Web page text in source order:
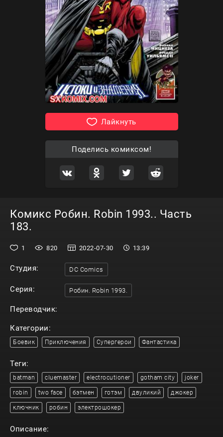
Лайкнуть
Поделись комиксом!
Комикс Робин. Robin 1993.. Часть
183.
1 820 2022-07-30 13:39
Студия: DC Comics
Серия: Робин. Robin 1993.
Переводчик:
Категории:
Боевик Приключения Супергерои Фантастика
Теги:
batman cluemaster electrocutioner gotham city joker
robin two face бэтмен готэм двуликий джокер
ключник робин электрошокер
Описание: